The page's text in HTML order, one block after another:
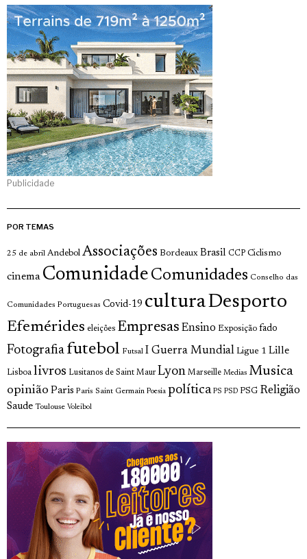
Publicidade
POR TEMAS
25 de abril Andebol Associações Bordeaux Brasil CCP Ciclismo
cinema Comunidade Comunidades Conselho das
Comunidades Portuguesas Covid-19 culturaDesporto
Efemérides eleições Empresas Ensino Exposição fado
Fotografia futebol Futsal I Guerra Mundial Ligue 1 Lille
Lisboa livros Lusitanos de Saint Maur Lyon Marseille Medias Musica
opinião Paris Paris Saint Germain Poesia política PS PSD PSG Religião
Saude Toulouse Voleibol